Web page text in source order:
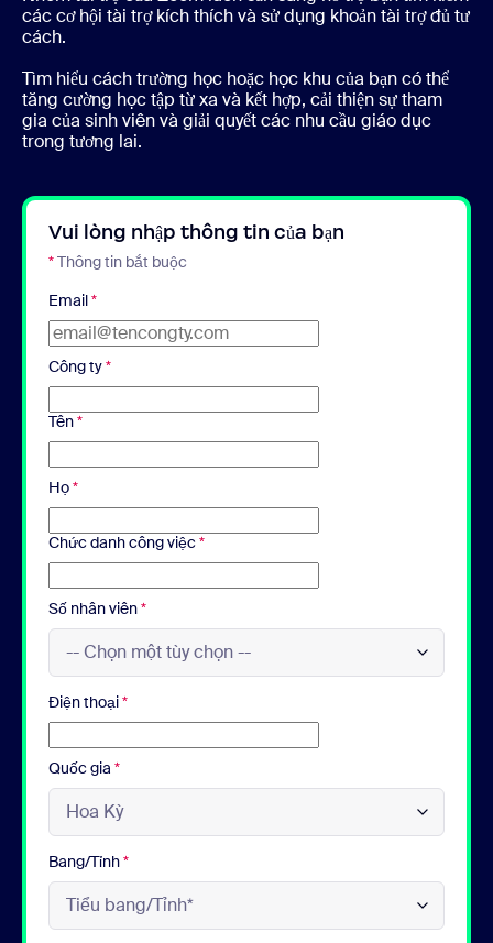
các cơ hội tài trợ kích thích và sử dụng khoản tài trợ đủ tư
cách.
Tìm hiểu cách trường học hoặc học khu của bạn có thể
tăng cường học tập từ xa và kết hợp, cải thiện sự tham
gia của sinh viên và giải quyết các nhu cầu giáo dục
trong tương lai.
Vui lòng nhập thông tin của bạn
*Thông tin bắt buộc
Email*
Công ty*
Tên*
Họ*
Chức danh công việc*
Số nhân viên*
Điện thoại*
Quốc gia *
Bang/Tỉnh*